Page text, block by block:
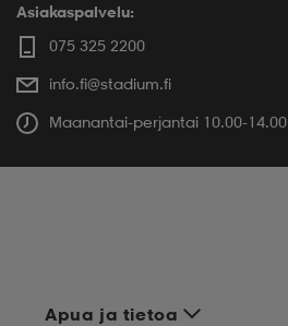
Asiakaspalvelu:
075 325 2200
info.fi@stadium.fi
Maanantai-perjantai 10.00-14.00
Apua ja tietoa